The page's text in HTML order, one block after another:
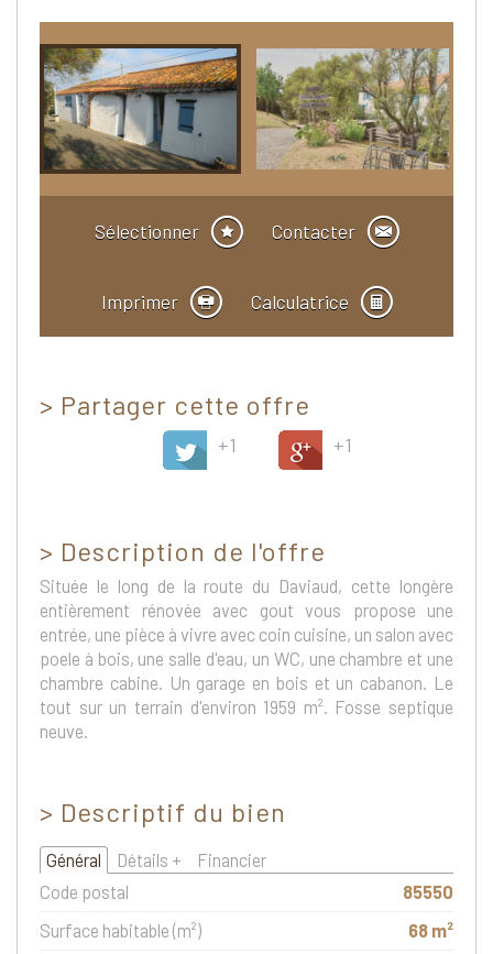
Sélectionner Contacter
Imprimer Calculatrice
> Partager cette offre
+1 +1
> Description de l'offre
Située le long de la route du Daviaud, cette longère
entièrement rénovée avec gout vous propose une
entrée, une pièce à vivre avec coin cuisine, un salon avec
poele à bois, une salle d'eau, un WC, une chambre et une
chambre cabine. Un garage en bois et un cabanon. Le
tout sur un terrain d'environ 1959 m². Fosse septique
neuve.
> Descriptif du bien
Général Détails +
Financier
Code postal
85550
Surface habitable (m²)
68 m²